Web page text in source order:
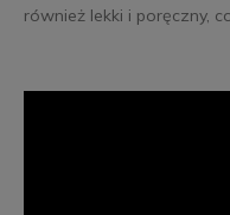
również lekki i poręczny,